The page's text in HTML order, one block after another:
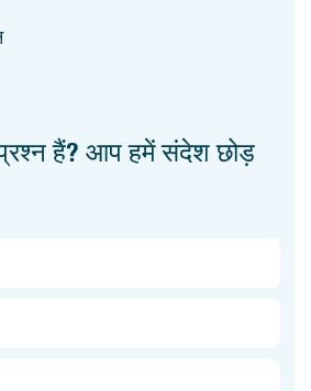
हैं? आप हमें संदेश छोड़